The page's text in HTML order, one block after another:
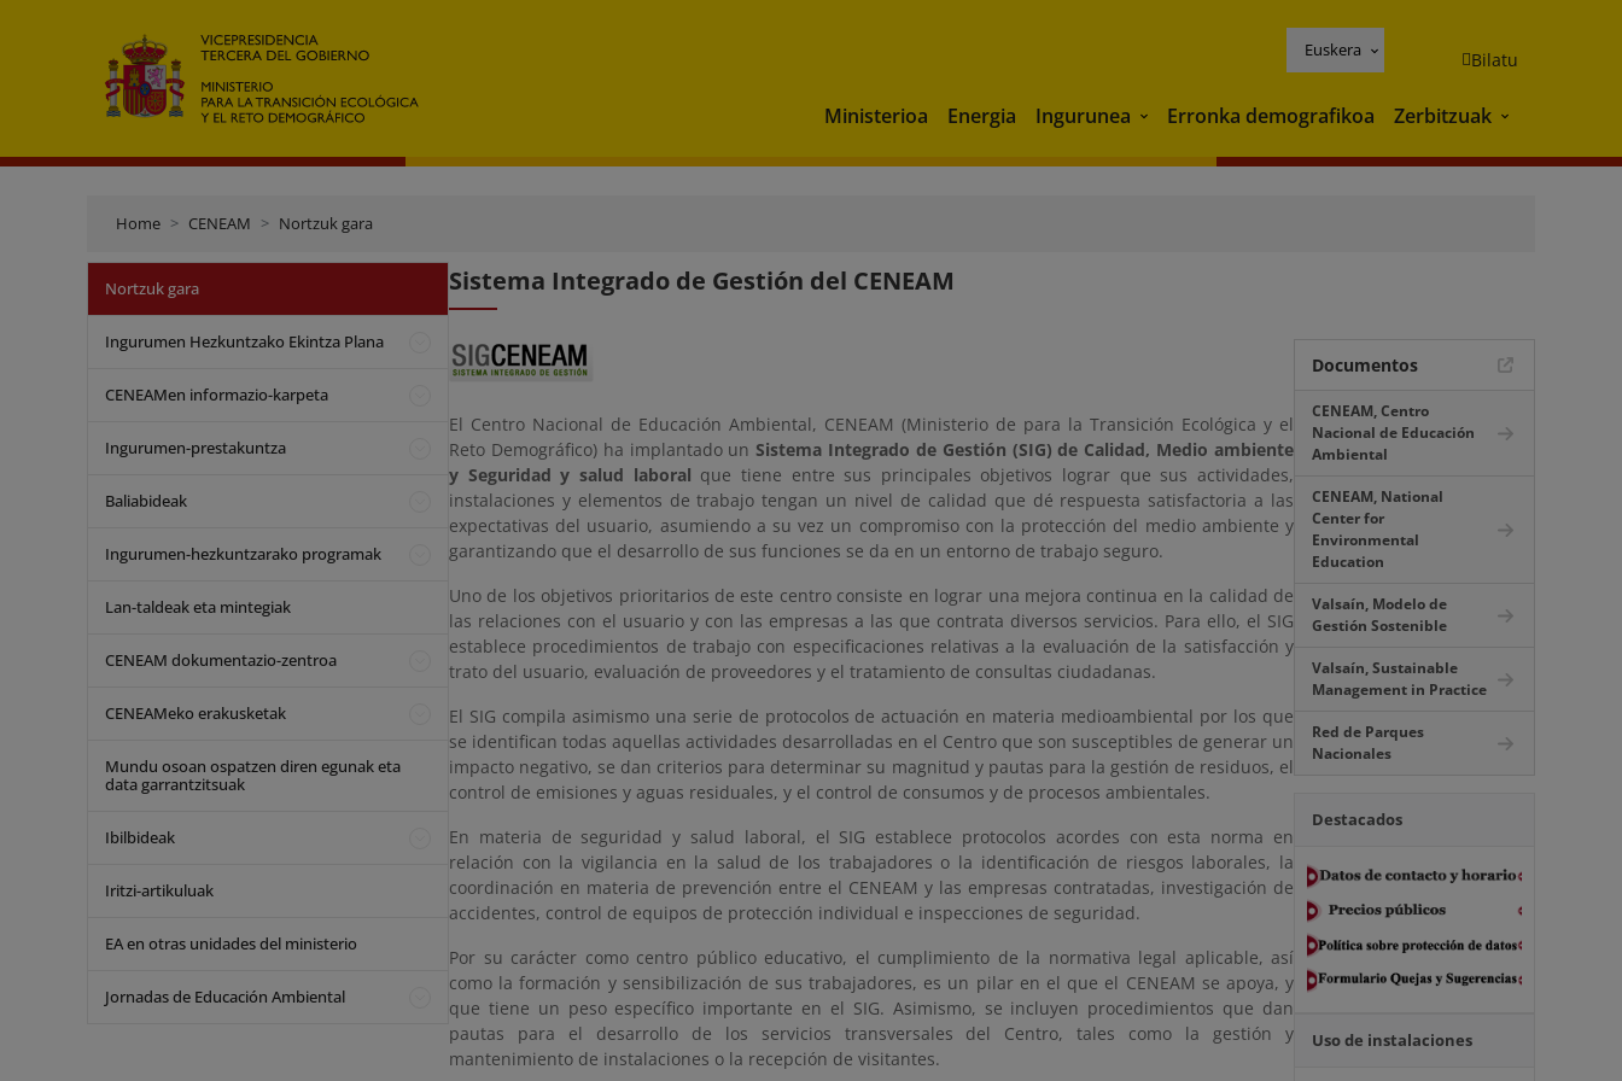
Euskera Bilatu
Ministerioa Energia Ingurunea Ingurunea
Erronka demografikoa Zerbitzuak Zerbitzuak
Home CENEAM Nortzuk gara
Nortzuk gara
Ingurumen Hezkuntzako Ekintza Plana
CENEAMen informazio-karpeta
Ingurumen-prestakuntza
Baliabideak
Ingurumen-hezkuntzarako programak
Lan-taldeak eta mintegiak
CENEAM dokumentazio-zentroa
CENEAMeko erakusketak
Mundu osoan ospatzen diren egunak eta
data garrantzitsuak
Ibilbideak
Iritzi-artikuluak
EA en otras unidades del ministerio
Jornadas de Educación Ambiental
Sistema Integrado de Gestión del CENEAM
El Centro Nacional de Educación Ambiental, CENEAM (Ministerio de para la Transición Ecológica y el
Reto Demográfico) ha implantado unSistema Integrado de Gestión (SIG) de Calidad, Medio ambiente
y Seguridad y salud laboral que tiene entre sus principales objetivos lograr que sus actividades,
instalaciones y elementos de trabajo tengan un nivel de calidad que dé respuesta satisfactoria a las
expectativas del usuario, asumiendo a su vez un compromiso con la protección del medio ambiente y
garantizando que el desarrollo de sus funciones se da en un entorno de trabajo seguro.
Uno de los objetivos prioritarios de este centro consiste en lograr una mejora continua en la calidad de
las relaciones con el usuario y con las empresas a las que contrata diversos servicios. Para ello, el SIG
establece procedimientos de trabajo con especificaciones relativas a la evaluación de la satisfacción y
trato del usuario, evaluación de proveedores y el tratamiento de consultas ciudadanas.
El SIG compila asimismo una serie de protocolos de actuación en materia medioambiental por los que
se identifican todas aquellas actividades desarrolladas en el Centro que son susceptibles de generar un
impacto negativo, se dan criterios para determinar su magnitud y pautas para la gestión de residuos, el
control de emisiones y aguas residuales, y el control de consumos y de procesos ambientales.
En materia de seguridad y salud laboral, el SIG establece protocolos acordes con esta norma en
relación con la vigilancia en la salud de los trabajadores o la identificación de riesgos laborales, la
coordinación en materia de prevención entre el CENEAM y las empresas contratadas, investigación de
accidentes, control de equipos de protección individual e inspecciones de seguridad.
Por su carácter como centro público educativo, el cumplimiento de la normativa legal aplicable, así
como la formación y sensibilización de sus trabajadores, es un pilar en el que el CENEAM se apoya, y
que tiene un peso específico importante en el SIG. Asimismo, se incluyen procedimientos que dan
pautas para el desarrollo de los servicios transversales del Centro, tales como la gestión y
mantenimiento de instalaciones o la recepción de visitantes.
Documentos
CENEAM, Centro
Nacional de Educación
Ambiental
CENEAM, National
Center for
Environmental
Education
Valsaín, Modelo de
Gestión Sostenible
Valsaín, Sustainable
Management in Practice
Red de Parques
Nacionales
Destacados
Uso de instalaciones